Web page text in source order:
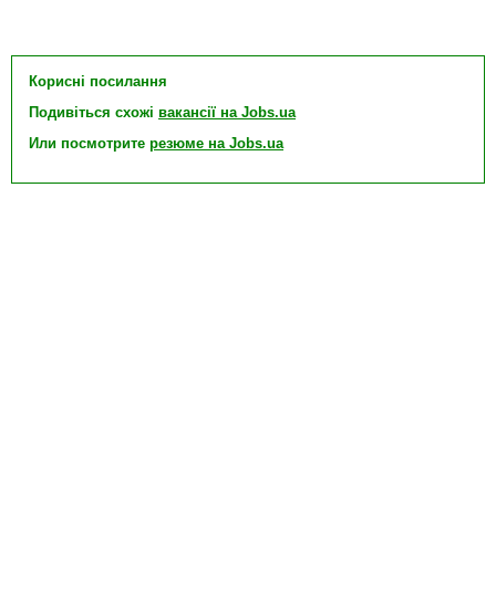
Корисні посилання
Подивіться схожі вакансії на Jobs.ua
Или посмотрите резюме на Jobs.ua